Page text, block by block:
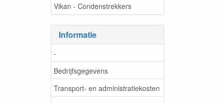
Vikan - Condenstrekkers
Informatie
-
Bedrijfsgegevens
Transport- en administratiekosten